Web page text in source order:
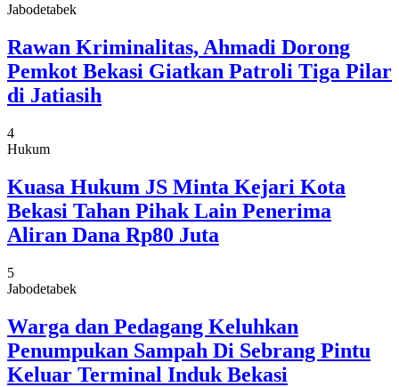
Jabodetabek
Rawan Kriminalitas, Ahmadi Dorong
Pemkot Bekasi Giatkan Patroli Tiga Pilar
di Jatiasih
4
Hukum
Kuasa Hukum JS Minta Kejari Kota
Bekasi Tahan Pihak Lain Penerima
Aliran Dana Rp80 Juta
5
Jabodetabek
Warga dan Pedagang Keluhkan
Penumpukan Sampah Di Sebrang Pintu
Keluar Terminal Induk Bekasi